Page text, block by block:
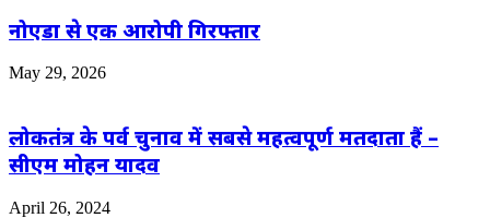
नोएडा से एक आरोपी गिरफ्तार
May 29, 2026
लोकतंत्र के पर्व चुनाव में सबसे महत्वपूर्ण मतदाता हैं –
सीएम मोहन यादव
April 26, 2024